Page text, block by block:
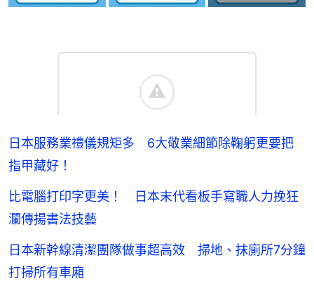
日本服務業禮儀規矩多 6大敬業細節除鞠躬更要把
指甲藏好！
比電腦打印字更美！ 日本末代看板手寫職人力挽狂
瀾傳揚書法技藝
日本新幹線清潔團隊做事超高效 掃地、抹廁所7分鐘
打掃所有車廂